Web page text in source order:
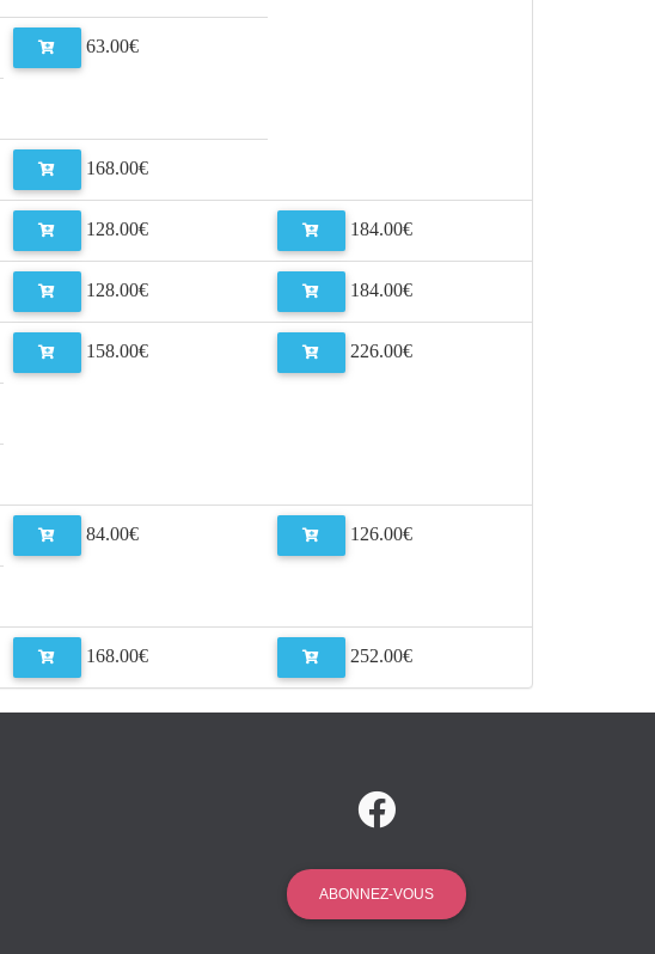
63.00€
168.00€
128.00€ 184.00€
128.00€ 184.00€
158.00€ 226.00€
84.00€ 126.00€
168.00€ 252.00€
ABONNEZ-VOUS